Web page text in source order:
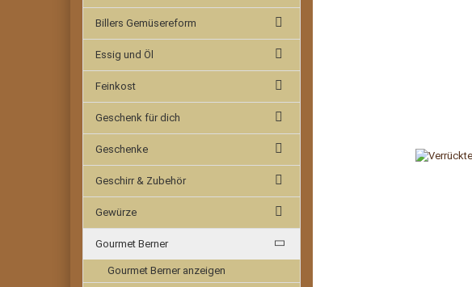
Billers Gemüsereform
Essig und Öl
Feinkost
Geschenk für dich
Geschenke
Geschirr & Zubehör
Gewürze
Gourmet Berner
Gourmet Berner anzeigen